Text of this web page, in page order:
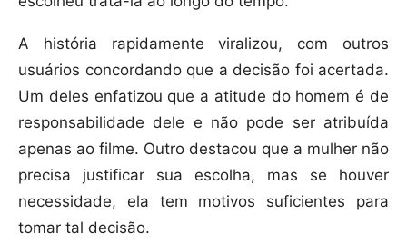
A história rapidamente viralizou, com outros
usuários concordando que a decisão foi acertada.
Um deles enfatizou que a atitude do homem é de
responsabilidade dele e não pode ser atribuída
apenas ao filme. Outro destacou que a mulher não
precisa justificar sua escolha, mas se houver
necessidade, ela tem motivos suficientes para
tomar tal decisão.